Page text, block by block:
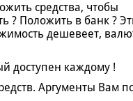
средства, чтобы
? Положить в банк ?
дешевеет,
доступен каждому !
Аргументы Вам